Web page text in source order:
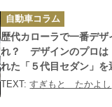
カ
テ
ゴ
リ
ー
自動車コラム
歴代カローラで一番デ
れ？ デザインのプロは
れた「５代目セダン」を
TEXT:すぎもと たかよし